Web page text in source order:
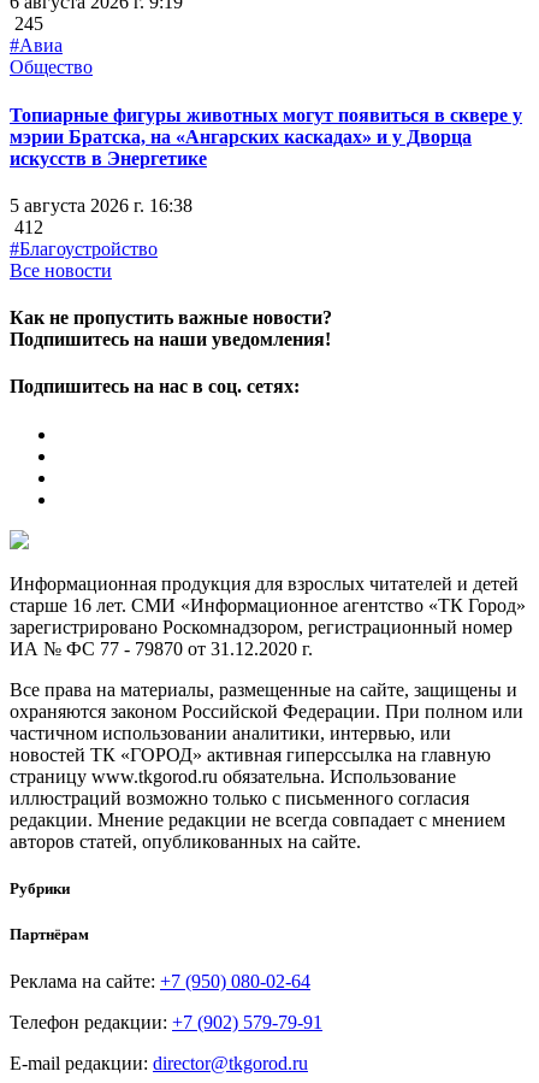
245
#Авиа
Общество
Топиарные фигуры животных могут появиться в сквере у
мэрии Братска, на «Ангарских каскадах» и у Дворца
искусств в Энергетике
5 августа 2026 г. 16:38
412
#Благоустройство
Все новости
Как не пропустить важные новости?
Подпишитесь на наши уведомления!
Подпишитесь на нас в соц. сетях:
Информационная продукция для взрослых читателей и детей
старше 16 лет. СМИ «Информационное агентство «ТК Город»
зарегистрировано Роскомнадзором, регистрационный номер
ИА № ФС 77 - 79870 от 31.12.2020 г.
Все права на материалы, размещенные на сайте, защищены и
охраняются законом Российской Федерации. При полном или
частичном использовании аналитики, интервью, или
новостей ТК «ГОРОД» активная гиперссылка на главную
страницу www.tkgorod.ru обязательна. Использование
иллюстраций возможно только с письменного согласия
редакции. Мнение редакции не всегда совпадает с мнением
авторов статей, опубликованных на сайте.
Рубрики
Партнёрам
Реклама на сайте: +7 (950) 080-02-64
Телефон редакции: +7 (902) 579-79-91
E-mail редакции: director@tkgorod.ru